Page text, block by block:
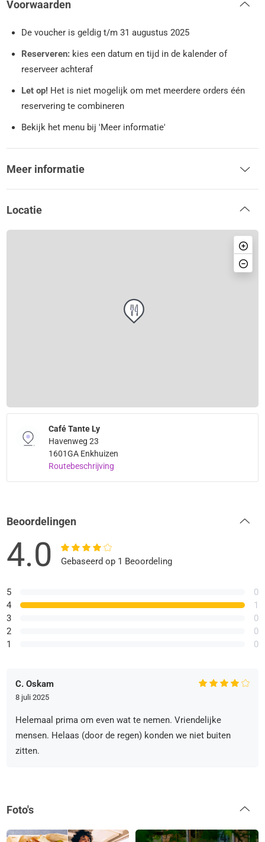
Voorwaarden
De voucher is geldig t/m 31 augustus 2025
Reserveren: kies een datum en tijd in de kalender of
reserveer achteraf
Let op! Het is niet mogelijk om met meerdere orders één
reservering te combineren
Bekijk het menu bij 'Meer informatie'
Meer informatie
Locatie
Café Tante Ly
Havenweg 23
1601GA Enkhuizen
Routebeschrijving
Beoordelingen
4.0 Gebaseerd op 1 Beoordeling
5
4
3
2
1
0
1
0
0
0
C. Oskam
8 juli 2025
Helemaal prima om even wat te nemen. Vriendelijke
mensen. Helaas (door de regen) konden we niet buiten
zitten.
Foto's